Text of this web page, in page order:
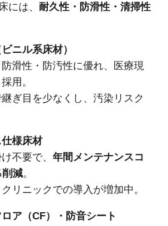
には、 耐久性・防滑性・清掃性
ニル系床材）
滑性・防汚性に優れ、医療現
用。
ぎ目を少なくし、汚染リスク
様床材
不要で、 年間メンテナンスコ
削減。
リニックでの導入が増加中。
ア（CF）・防音シート